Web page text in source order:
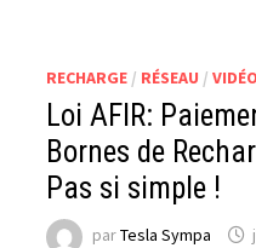
RECHARGE / RÉSEAU /
Loi AFIR:
Bornes de
Pas si simple !
parTesla Sympa